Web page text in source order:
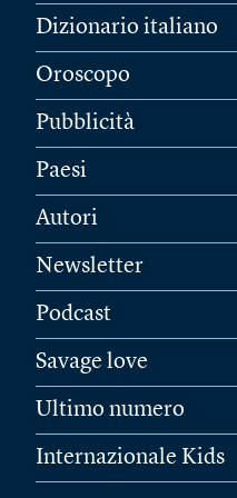
Dizionario italiano
Oroscopo
Pubblicità
Paesi
Autori
Newsletter
Podcast
Savage love
Ultimo numero
Internazionale Kids